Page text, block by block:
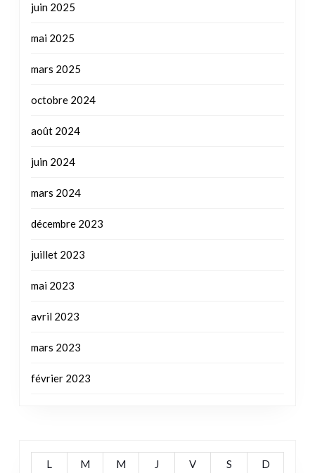
juin 2025
mai 2025
mars 2025
octobre 2024
août 2024
juin 2024
mars 2024
décembre 2023
juillet 2023
mai 2023
avril 2023
mars 2023
février 2023
L M M J V S
D